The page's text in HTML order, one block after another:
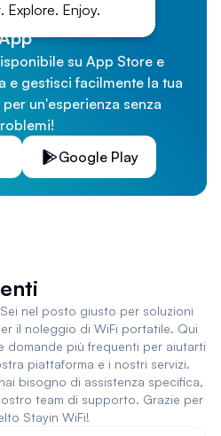
su App Store e
e gestisci facilmente la tua
un'esperienza senza
Google Play
nel posto giusto per soluzioni
il noleggio di WiFi portatile. Qui
domande più frequenti per aiutarti
piattaforma e i nostri servizi.
bisogno di assistenza specifica,
team di supporto. Grazie per
Stayin WiFi!
Explore. Enjoy.